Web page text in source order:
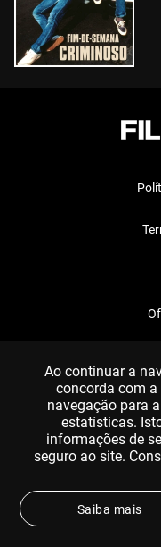
Ao continuar a
concorda com
navegação para
estatísticas.
informações de
seguro ao site.
Saiba mais